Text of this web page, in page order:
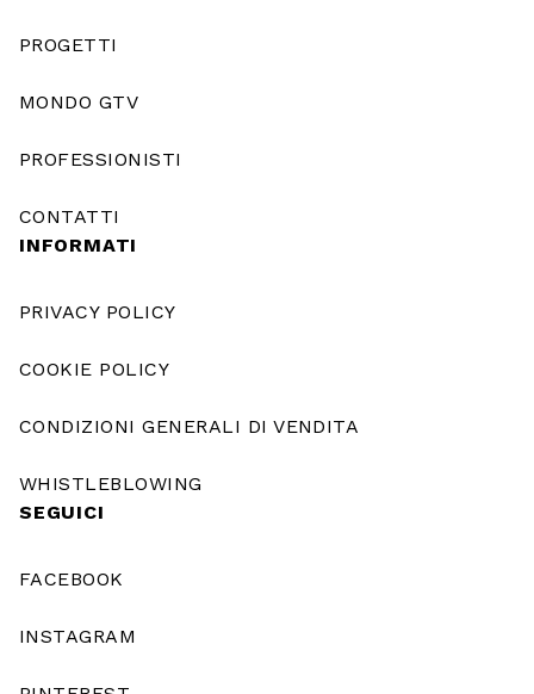
PROGETTI
MONDO GTV
PROFESSIONISTI
CONTATTI
INFORMATI
PRIVACY POLICY
COOKIE POLICY
CONDIZIONI GENERALI DI VENDITA
WHISTLEBLOWING
SEGUICI
FACEBOOK
INSTAGRAM